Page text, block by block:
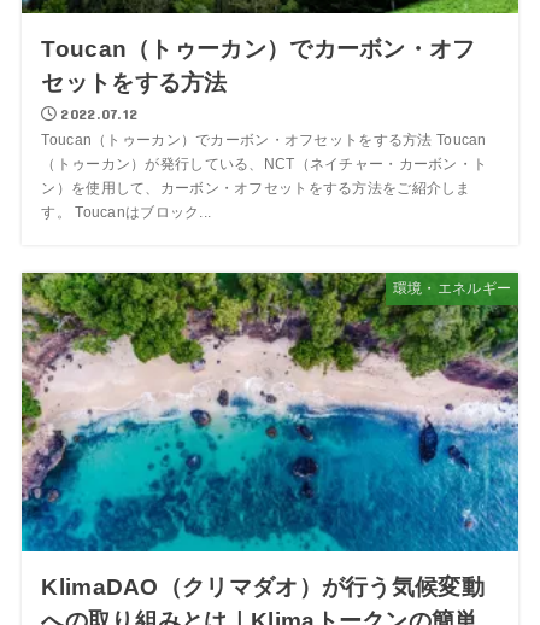
Toucan（トゥーカン）でカーボン・オフ
セットをする方法
2022.07.12
Toucan（トゥーカン）でカーボン・オフセットをする方法 Toucan
（トゥーカン）が発行している、NCT（ネイチャー・カーボン・ト
ン）を使用して、カーボン・オフセットをする方法をご紹介しま
す。 Toucanはブロック...
環境・エネルギー
KlimaDAO（クリマダオ）が行う気候変動